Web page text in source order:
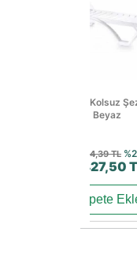
Sunset Kolsuz
Beyaz
5.534,39 TL
4.427,50
Sepete